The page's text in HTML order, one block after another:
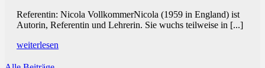
Referentin: Nicola VollkommerNicola (1959 in England) ist
Autorin, Referentin und Lehrerin. Sie wuchs teilweise in [...]
weiterlesen